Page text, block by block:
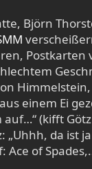
Nifelheim
die euch in
ist ab morgen,
unterhttps://
66-05-
Björn
Postkarten
einem Ei
(kifft
„Uhhh, da ist
of